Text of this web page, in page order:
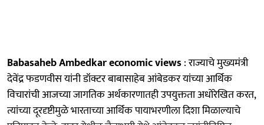
Babasaheb Ambedkar economic views: राज्याचे मुख्यमंत्री
देवेंद्र फडणवीस यांनी डॉक्टर बाबासाहेब आंबेडकर यांच्या आर्थिक
विचारांची आजच्या जागतिक अर्थकारणातही उपयुक्तता अधोरेखित करत,
त्यांच्या दूरदृष्टीमुळे भारताच्या आर्थिक पायाभरणीला दिशा मिळाल्याचे